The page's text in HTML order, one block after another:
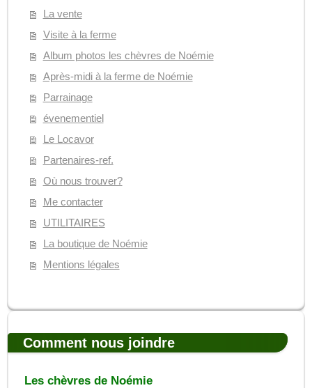
La vente
Visite à la ferme
Album photos les chèvres de Noémie
Après-midi à la ferme de Noémie
Parrainage
évenementiel
Le Locavor
Partenaires-ref.
Où nous trouver?
Me contacter
UTILITAIRES
La boutique de Noémie
Mentions légales
Comment nous joindre
Les chèvres de Noémie